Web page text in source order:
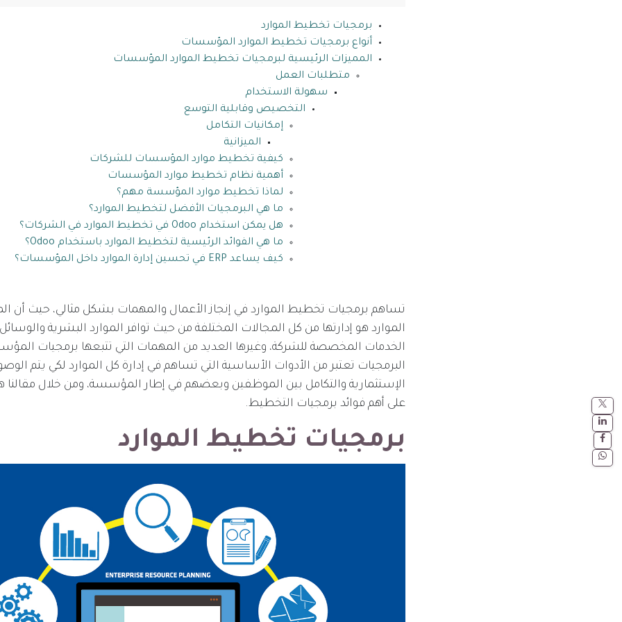
برمجيات تخطيط الموارد
أنواع برمجيات تخطيط الموارد المؤسسات
المميزات الرئيسية لبرمجيات تخطيط الموارد المؤسسات
متطلبات العمل
سهولة الاستخدام
التخصيص وقابلية التوسع
إمكانيات التكامل
الميزانية
كيفية تخطيط موارد المؤسسات للشركات
أهمية نظام تخطيط موارد المؤسسات
لماذا تخطيط موارد المؤسسة مهم؟
ما هي البرمجيات الأفضل لتخطيط الموارد؟
هل يمكن استخدام Odoo في تخطيط الموارد في الشركات؟
ما هي الفوائد الرئيسية لتخطيط الموارد باستخدام Odoo؟
كيف يساعد ERP في تحسين إدارة الموارد داخل المؤسسات؟
تساهم برمجيات تخطيط الموارد في إنجاز الأعمال والمهمات بشكل مثالي، حيث أن
الموارد هو إدارتها من كل المجالات المختلفة من حيث توافر الموارد البشرية والوسائل
الخدمات المخصصة للشركة، وغيرها العديد من المهمات التي تتبعها برمجيات
البرمجيات تعتبر من الأدوات الأساسية التي تساهم في إدارة كل الموارد لكي يتم
الإستثمارية والتكامل بين الموظفين وبعضهم في إطار المؤسسة، ومن خلال
على أهم فوائد برمجيات التخطيط.
برمجيات تخطيط الموارد